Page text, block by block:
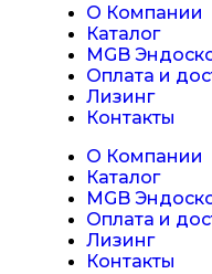
О Компании
Каталог
MGB
Оплата и
Лизинг
Контакты
О Компании
Каталог
MGB
Оплата и
Лизинг
Контакты